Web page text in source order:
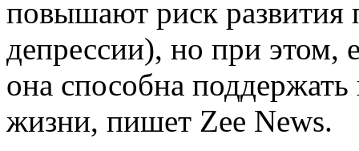
повышают риск развития
депрессии), но при этом,
она способна
жизни, пишет Zee News.